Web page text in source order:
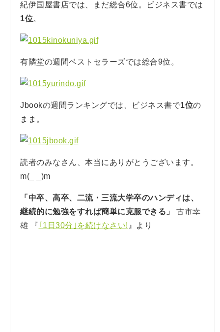
紀伊国屋書店では、まだ総合6位。ビジネス書では
1位。
有隣堂の週間ベストセラーズでは総合9位。
Jbookの週間ランキングでは、ビジネス書で1位の
まま。
読者のみなさん、本当にありがとうございます。
m(_ _)m
「中卒、高卒、二流・三流大学卒のハンディは、
継続的に勉強をすれば簡単に克服できる」
古市幸
雄 『 ｢1日30分｣を続けなさい! 』より